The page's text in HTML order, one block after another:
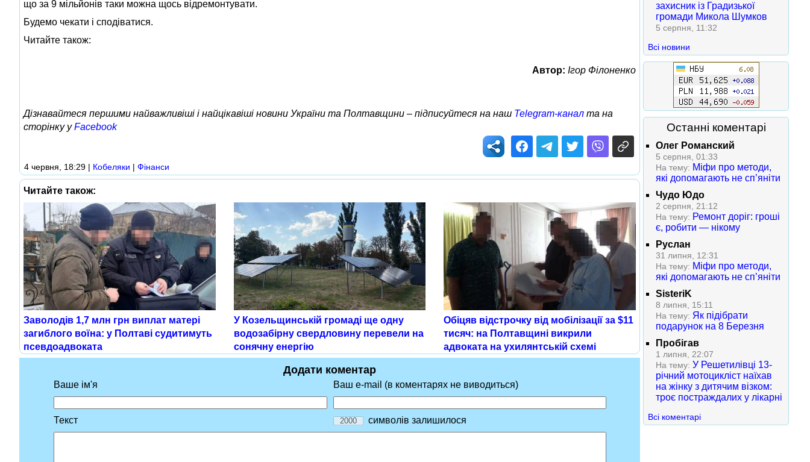
що за 9 мільйонів таки можна щось відремонтувати.
Будемо чекати і сподіватися.
Читайте також:
Автор: Ігор Філоненко
Дізнавайтеся першими найважливіші і найцікавіші новини України та Полтавщини – підписуйтеся на наш Telegram-канал та на
сторінку уFacebook
4 червня, 18:29 | Кобеляки | Фінанси
Читайте також:
Заволодів 1,7 млн грн виплат матері
загиблого воїна: у Полтаві судитимуть
псевдоадвоката
У Козельщинській громаді ще одну
водозабірну свердловину перевели на
сонячну енергію
Обіцяв відстрочку від мобілізації за $11
тисяч: на Полтавщині викрили
адвоката на ухилянтській схемі
Додати коментар
Ваше ім'я Ваш e-mail (в коментарях не виводиться)
Текст символів залишилося
захисник із Градизької
громади Микола Шумков
5 серпня, 11:32
Всі новини
Останні коментарі
Олег Романский
5 серпня, 01:33
На тему: Міфи про методи,
які допомагають не сп’яніти
Чудо Юдо
2 серпня, 21:12
На тему: Ремонт доріг: гроші
є, робити — нікому
Руслан
31 липня, 12:31
На тему: Міфи про методи,
які допомагають не сп’яніти
SisteriK
8 липня, 15:11
На тему: Як підібрати
подарунок на 8 Березня
Пробігав
1 липня, 22:07
На тему: У Решетилівці 13-
річний мотоцикліст наїхав
на жінку з дитячим візком:
троє постраждалих у лікарні
Всі коментарі